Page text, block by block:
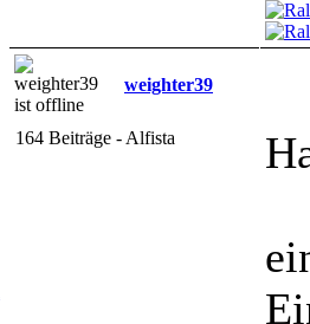
weighter39
164 Beiträge - Alfista